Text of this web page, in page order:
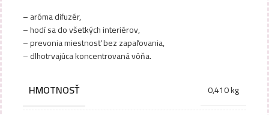
– aróma difuzér,
– hodí sa do všetkých interiérov,
– prevonia miestnosť bez zapaľovania,
– dlhotrvajúca koncentrovaná vôňa.
HMOTNOSŤ 0,410 kg